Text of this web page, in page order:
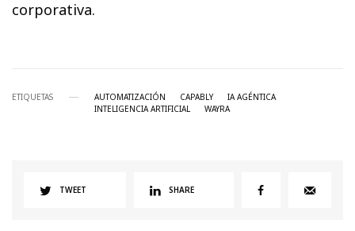
corporativa.
ETIQUETAS AUTOMATIZACIÓN CAPABLY
IA AGÉNTICA
INTELIGENCIA ARTIFICIAL
WAYRA
TWEET SHARE